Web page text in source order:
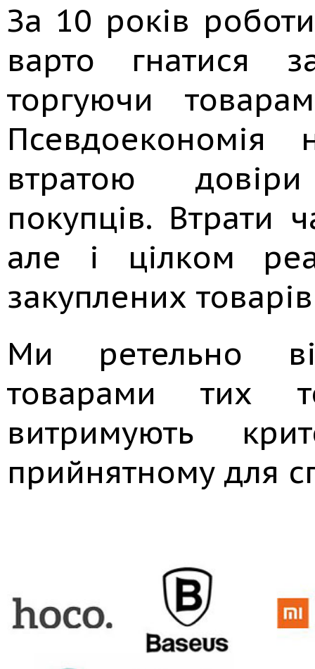
За 10 років
варто гнатися
торгуючи
Псевдоекономія
втратою
покупців. Втрати
але і цілком
закуплених
Ми ретельно
товарами тих
витримують
прийнятному для